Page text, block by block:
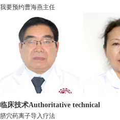
我要预约曹海燕主任
临床技术Authoritative technical
脐穴药离子导入疗法